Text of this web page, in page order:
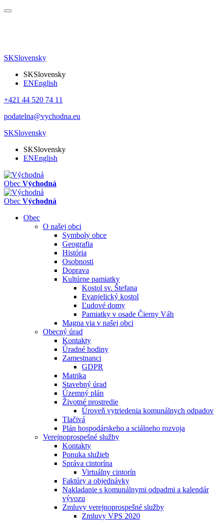
SKSlovensky
SKSlovensky
ENEnglish
+421 44 520 74 11
podatelna@vychodna.eu
SKSlovensky
SKSlovensky
ENEnglish
Obec Východná
Obec Východná
Obec
O našej obci
Symboly obce
Geografia
História
Osobnosti
Doprava
Kultúrne pamiatky
Kostol sv. Štefana
Evanjelický kostol
Ľudové domy
Pamiatky v osade Čierny Váh
Magna via v našej obci
Obecný úrad
Kontakty
Úradné hodiny
Zamestnanci
GDPR
Matrika
Stavebný úrad
Územný plán
Životné prostredie
Úroveň vytriedenia komunálnych odpadov
Tlačivá
Plán hospodárskeho a sciálneho rozvoja
Verejnoprospešné služby
Kontakty
Ponuka služieb
Správa cintorína
Virtuálny cintorín
Faktúry a objednávky
Nakladanie s komunálnymi odpadmi a kalendár
vývozu
Zmluvy verejnoprospešné služby
Zmluvy VPS 2020